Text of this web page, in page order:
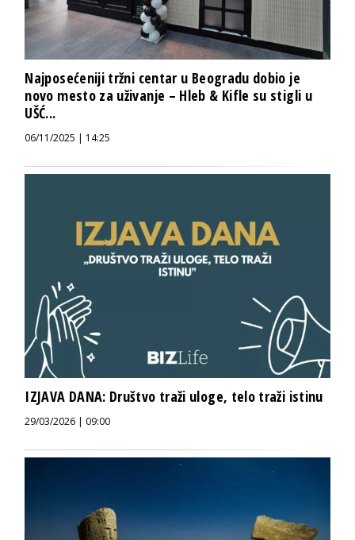
Najposećeniji tržni centar u Beogradu dobio je
novo mesto za uživanje – Hleb & Kifle su stigli u
UŠĆ...
06/11/2025 | 14:25
IZJAVA DANA: Društvo traži uloge, telo traži istinu
29/03/2026 | 09:00